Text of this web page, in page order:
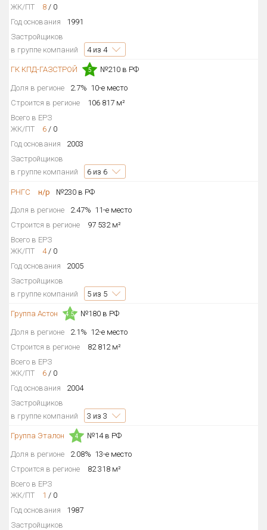
ЖК/ПТ 8 / 0
Год основания
1991
Застройщиков
в группе компаний
4из 4
ГК КПД-ГАЗСТРОЙ 5 №210 в РФ
Доля в регионе 2.7% 10-е место
Строится в регионе
106 817 м²
Всего в ЕРЗ
ЖК/ПТ
6 / 0
Год основания
2003
Застройщиков
в группе компаний
6 из 6
РНГС н/р
№230 в РФ
Доля в регионе
2.47% 11-е место
Строится в регионе
97 532 м²
Всего в ЕРЗ
ЖК/ПТ
4/ 0
Год основания
2005
Застройщиков
в группе компаний
5 из 5
Группа Астон 4.5 №180 в РФ
Доля в регионе 2.1% 12-е место
Строится в регионе
82 812 м²
Всего в ЕРЗ
ЖК/ПТ
6 / 0
Год основания
2004
Застройщиков
в группе компаний
3 из 3
Группа Эталон 4 №14 в РФ
Доля в регионе 2.08% 13-е место
Строится в регионе
82 318 м²
Всего в ЕРЗ
ЖК/ПТ
1 / 0
Год основания
1987
Застройщиков